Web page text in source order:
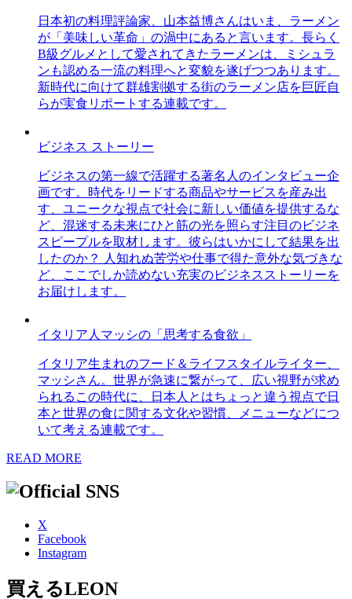
日本初の料理評論家、山本益博さんはいま、ラーメン
が「美味しい革命」の渦中にあると言います。長らく
B級グルメとして愛されてきたラーメンは、ミシュラ
ンも認める一流の料理へと変貌を遂げつつあります。
新時代に向けて群雄割拠する街のラーメン店を巨匠自
らが実食リポートする連載です。
ビジネス ストーリー
ビジネスの第一線で活躍する著名人のインタビュー企
画です。時代をリードする商品やサービスを産み出
す、ユニークな視点で社会に新しい価値を提供するな
ど、混迷する未来にひと筋の光を照らす注目のビジネ
スピープルを取材します。彼らはいかにして結果を出
したのか？ 人知れぬ苦労や仕事で得た意外な気づきな
ど、ここでしか読めない充実のビジネスストーリーを
お届けします。
イタリア人マッシの「思考する食欲」
イタリア生まれのフード＆ライフスタイルライター、
マッシさん。世界が急速に繋がって、広い視野が求め
られるこの時代に、日本人とはちょっと違う視点で日
本と世界の食に関する文化や習慣、メニューなどにつ
いて考える連載です。
READ MORE
X
Facebook
Instagram
買えるLEON